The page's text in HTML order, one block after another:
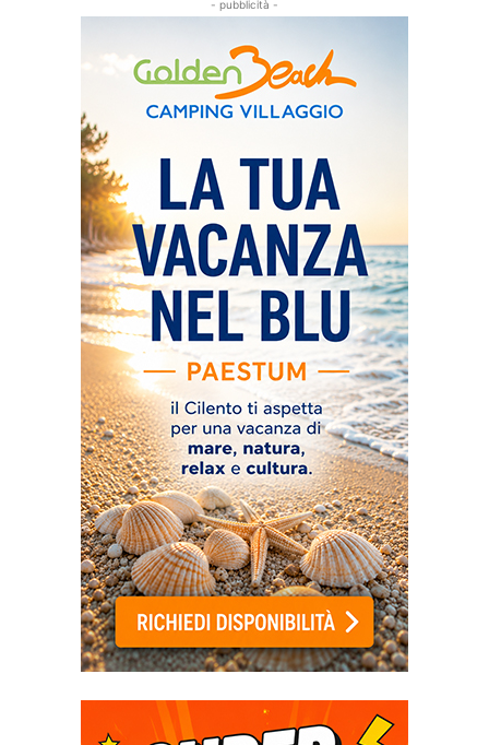
- pubblicità -